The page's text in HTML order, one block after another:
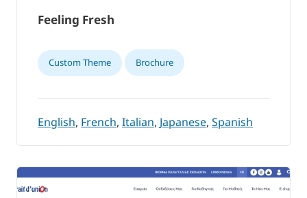
Feeling Fresh
Custom Theme Brochure
English, French, Italian, Japanese, Spanish